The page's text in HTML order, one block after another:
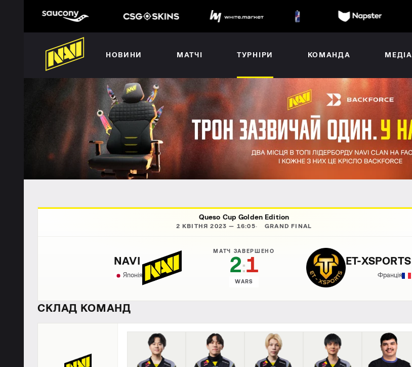
НОВИНИ МАТЧІ ТУРНІРИ КОМАНДА МЕДІА
Queso Cup Golden Edition
2 КВІТНЯ 2023 — 16:05 GRAND FINAL
NAVI
Японія
МАТЧ ЗАВЕРШЕНО
2:1
WARS
ET-XSPORTS
Франція
СКЛАД КОМАНД